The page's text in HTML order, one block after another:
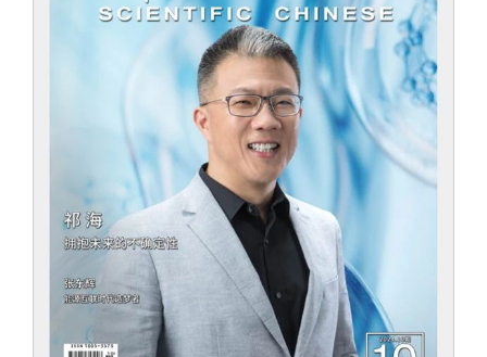
校友视界
校友服务
终身学习
信息化服务
三创大赛
校友总会
总会简介
会长致辞
关闭